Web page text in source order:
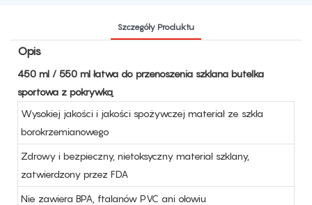
Szczegóły Produktu
Opis
450 ml / 550 ml łatwa do przenoszenia szklana butelka
sportowa z pokrywką
Wysokiej jakości i jakości spożywczej materiał ze szkła
borokrzemianowego
Zdrowy i bezpieczny, nietoksyczny materiał szklany,
zatwierdzony przez FDA
Nie zawiera BPA, ftalanów PVC ani ołowiu